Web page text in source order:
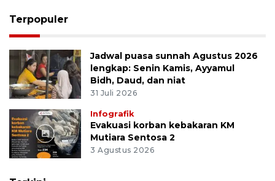
Terpopuler
Jadwal puasa sunnah Agustus 2026
lengkap: Senin Kamis, Ayyamul
Bidh, Daud, dan niat
31 Juli 2026
Infografik
Evakuasi korban kebakaran KM
Mutiara Sentosa 2
3 Agustus 2026